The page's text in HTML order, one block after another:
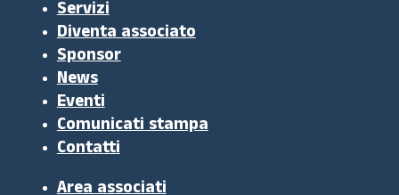
Servizi
Diventa associato
Sponsor
News
Eventi
Comunicati stampa
Contatti
Area associati